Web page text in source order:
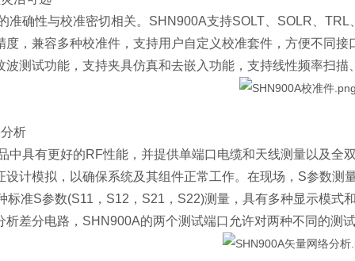
确性与校准密切相关。SHN900A支持SOLT、SOLR、TRL
度，兼容多种校准件，支持用户自定义校准套件，方便不同
波测试功能，支持夹具仿真和去嵌入功能，支持线性频率扫
析
具有更好的RF性能，并提供单端口电缆和天线测量以及全
设计模拟，以确保系统及其组件正常工作。在现场，S参数测
标准S参数(S11，S12，S21，S22)测量，具有多种显示模式
析差分电路，SHN900A的两个测试端口允许对两种不同的测